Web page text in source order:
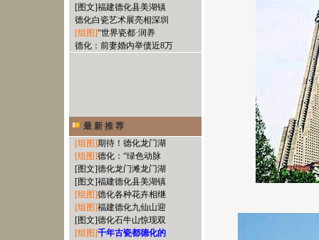
[图文]福建德化县美湖镇
德化白瓷艺术展亮相深圳
[组图]“世界瓷都·润养
德化：前妻婚内举债近8万
最 新 推 荐
[组图]期待！德化龙门湖
[组图]德化：“绿色动脉
[图文]德化龙门滩龙门湖
[图文]福建德化县美湖镇
[组图]德化各种花卉相继
[组图]福建德化九仙山迎
[图文]德化石牛山惊现双
[组图]千年古瓷都德化的